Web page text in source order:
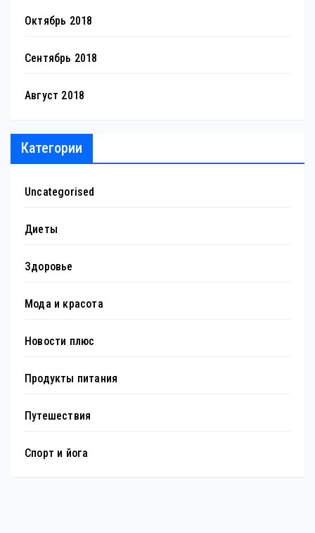
Октябрь 2018
Сентябрь 2018
Август 2018
Категории
Uncategorised
Диеты
Здоровье
Мода и красота
Новости плюс
Продукты питания
Путешествия
Спорт и йога